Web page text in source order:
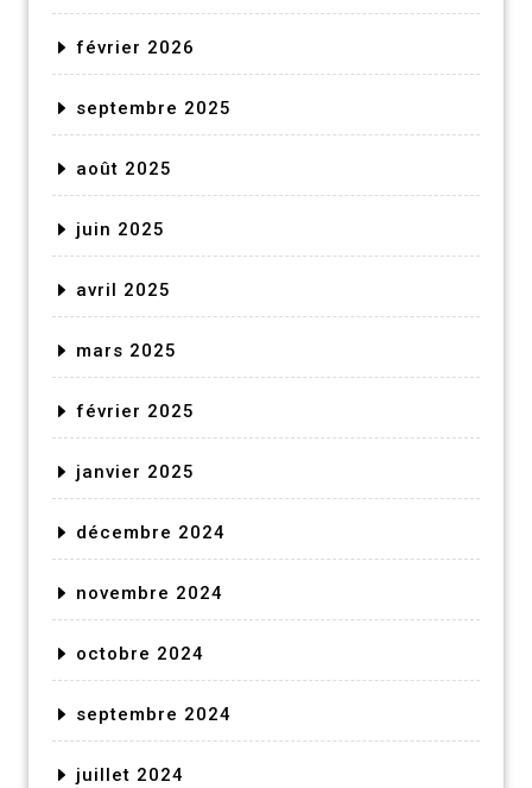
février 2026
septembre 2025
août 2025
juin 2025
avril 2025
mars 2025
février 2025
janvier 2025
décembre 2024
novembre 2024
octobre 2024
septembre 2024
juillet 2024